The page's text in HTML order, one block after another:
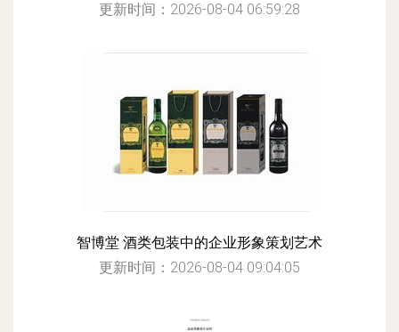
更新时间：2026-08-04 06:59:28
智博堂 酒类包装中的企业形象策划艺术
更新时间：2026-08-04 09:04:05